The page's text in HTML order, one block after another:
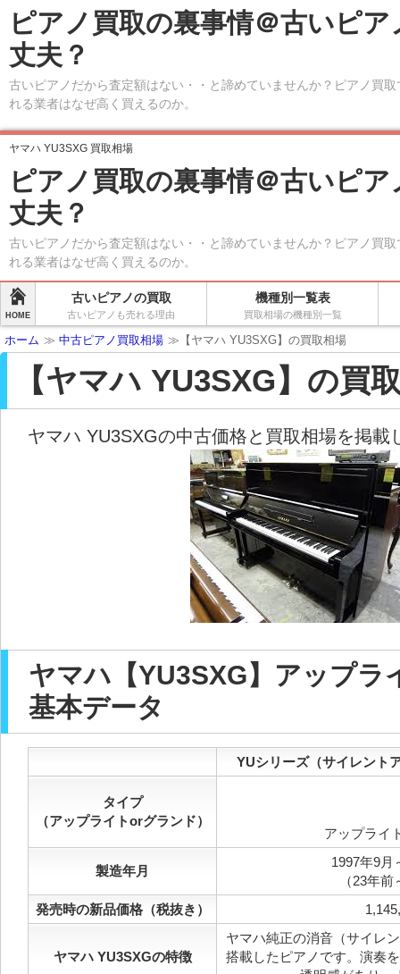
ピアノ買取の裏事情＠古いピア
丈夫？
古いピアノだから査定額はない・・と諦めていませんか？ピアノ買
れる業者はなぜ高く買えるのか。
ヤマハ YU3SXG 買取相場
ピアノ買取の裏事情＠古いピア
丈夫？
古いピアノだから査定額はない・・と諦めていませんか？ピアノ買
れる業者はなぜ高く買えるのか。
HOME
古いピアノの買取
古いピアノも売れる理由
機種別一覧表
買取相場の機種別一覧
ホーム ≫ 中古ピアノ買取相場 ≫【ヤマハ YU3SXG】の買取相場
【ヤマハ YU3SXG】の買
ヤマハ YU3SXGの中古価格と買取相場を掲載
ヤマハ【YU3SXG】アップラ
基本データ
YUシリーズ（サイレント
タイプ
（アップライトorグランド）
アップライ
製造年月
1997年9月
（23年
発売時の新品価格（税抜き）
ヤマハ YU3SXGの特徴
ヤマハ純正の消音（サイレ
搭載したピアノです。演奏